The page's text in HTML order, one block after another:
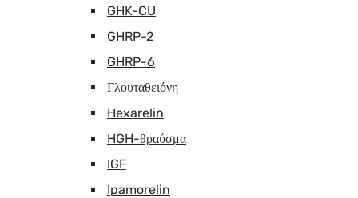
GHK-CU
GHRP-2
GHRP-6
Γλουταθειόνη
Hexarelin
HGH-θραύσμα
IGF
Ipamorelin